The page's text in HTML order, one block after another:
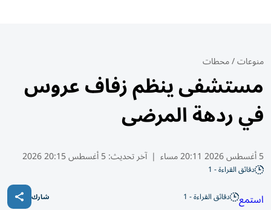
منوعات/محطات
مستشفى ينظم زفاف عروس
في ردهة المرضى
5 أغسطس 2026 20:11 مساء | آخر تحديث:5 أغسطس 20:15 2026
دقائق القراءة - 1
استمع دقائق القراءة - 1 شارك